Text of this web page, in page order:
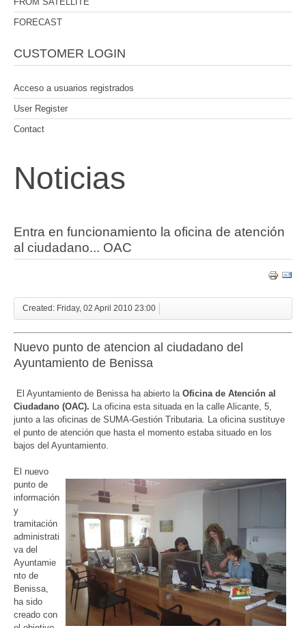
FORECAST
CUSTOMER LOGIN
Acceso a usuarios registrados
User Register
Contact
Noticias
Entra en funcionamiento la oficina de atención
al ciudadano... OAC
Created: Friday, 02 April 2010 23:00
Nuevo punto de atencion al ciudadano del
Ayuntamiento de Benissa
El Ayuntamiento de Benissa ha abierto la Oficina de Atención al
Ciudadano (OAC). La oficina esta situada en la calle Alicante, 5,
junto a las oficinas de SUMA-Gestión Tributaria. La oficina sustituye
el punto de atención que hasta el momento estaba situado en los
bajos del Ayuntamiento.
El nuevo
punto de
información
y
tramitación
administrati
va del
Ayuntamie
nto de
Benissa,
ha sido
creado con